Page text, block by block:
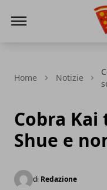
Home Notizie
Cobra
Shue e
di Redazione